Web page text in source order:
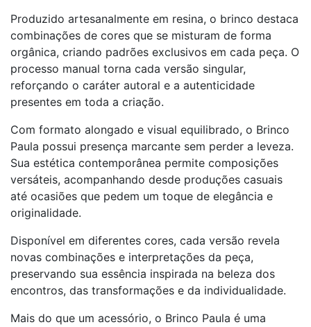
Produzido artesanalmente em resina, o brinco destaca
combinações de cores que se misturam de forma
orgânica, criando padrões exclusivos em cada peça. O
processo manual torna cada versão singular,
reforçando o caráter autoral e a autenticidade
presentes em toda a criação.
Com formato alongado e visual equilibrado, o Brinco
Paula possui presença marcante sem perder a leveza.
Sua estética contemporânea permite composições
versáteis, acompanhando desde produções casuais
até ocasiões que pedem um toque de elegância e
originalidade.
Disponível em diferentes cores, cada versão revela
novas combinações e interpretações da peça,
preservando sua essência inspirada na beleza dos
encontros, das transformações e da individualidade.
Mais do que um acessório, o Brinco Paula é uma